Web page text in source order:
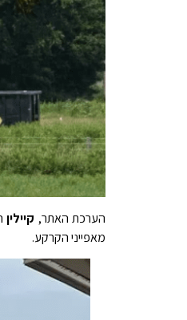
הערכת האתר, קיילין
מאפייני הקרקע.